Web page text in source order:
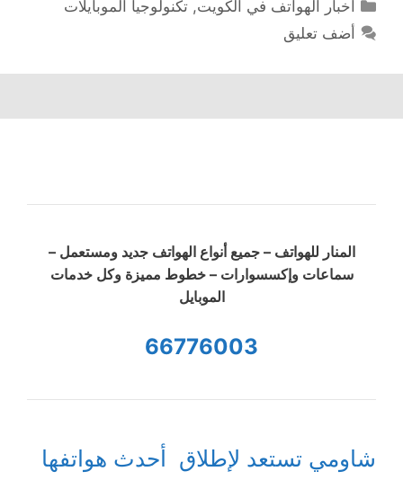
أخبار الهواتف في الكويت,تكنولوجيا الموبايلات
أضف تعليق
المنار للهواتف – جميع أنواع الهواتف جديد ومستعمل –
سماعات وإكسسوارات – خطوط مميزة وكل خدمات
الموبايل
66776003
شاومي تستعد لإطلاق أحدث هواتفها